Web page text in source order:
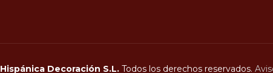
Hispánica Decoración S.L.Todos los derechos reservados.